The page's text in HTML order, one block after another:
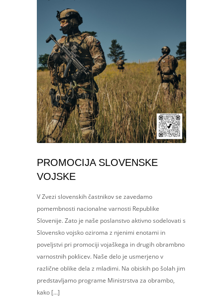
PROMOCIJA SLOVENSKE
VOJSKE
V Zvezi slovenskih častnikov se zavedamo
pomembnosti nacionalne varnosti Republike
Slovenije. Zato je naše poslanstvo aktivno sodelovati s
Slovensko vojsko oziroma z njenimi enotami in
poveljstvi pri promociji vojaškega in drugih obrambno
varnostnih poklicev. Naše delo je usmerjeno v
različne oblike dela z mladimi. Na obiskih po šolah jim
predstavljamo programe Ministrstva za obrambo,
kako […]